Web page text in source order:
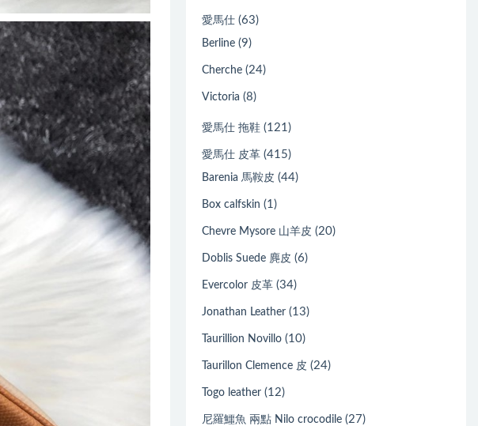
愛馬仕 (63)
Berline (9)
Cherche (24)
Victoria (8)
愛馬仕 拖鞋 (121)
愛馬仕 皮革 (415)
Barenia 馬鞍皮 (44)
Box calfskin (1)
Chevre Mysore 山羊皮 (20)
Doblis Suede 麂皮 (6)
Evercolor 皮革 (34)
Jonathan Leather (13)
Taurillion Novillo (10)
Taurillon Clemence 皮 (24)
Togo leather (12)
尼羅鱷魚 兩點 Nilo crocodile (27)